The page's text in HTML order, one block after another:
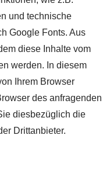
und technische
Google Fonts. Aus
diese Inhalte vom
werden. In diesem
Ihrem Browser
des anfragenden
diesbezüglich die
Drittanbieter.